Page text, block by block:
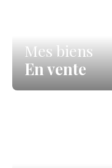
Mes biens
En vente